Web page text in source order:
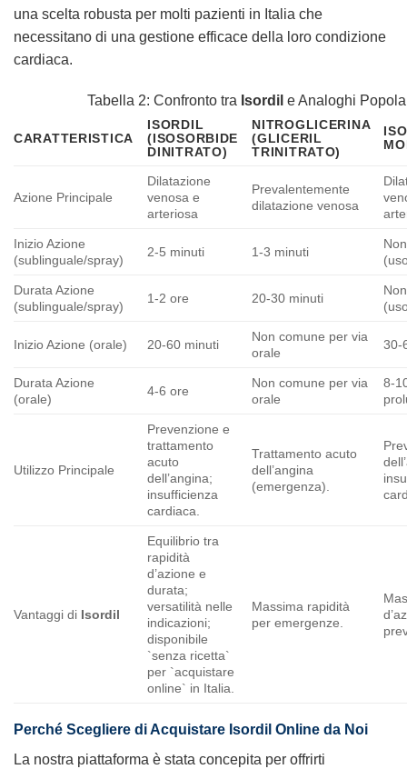
una scelta robusta per molti pazienti in Italia che
necessitano di una gestione efficace della loro condizione
cardiaca.
Tabella 2: Confronto tra Isordil e Analoghi
CARATTERISTICA
ISORDIL
(ISOSORBIDE
DINITRATO)
NITROGLICERINA
(GLICERIL
TRINITRATO)
Azione Principale
Dilatazione
venosa e
arteriosa
Prevalentemente
dilatazione venosa
Inizio Azione
(sublinguale/spray)
2-5 minuti 1-3 minuti
Durata Azione
(sublinguale/spray)
1-2 ore 20-30 minuti
Inizio Azione (orale) 20-60 minuti
Non comune per via
orale
30-
Durata Azione
(orale)
4-6 ore
Non comune per via
orale
8-
Utilizzo Principale
Prevenzione e
trattamento
acuto
dell’angina;
insufficienza
cardiaca.
Trattamento acuto
dell’angina
(emergenza).
Vantaggi di Isordil
Equilibrio tra
rapidità
d’azione e
durata;
versatilità nelle
indicazioni;
disponibile
`senza ricetta`
per `acquistare
online` in Italia.
Massima rapidità
per emergenze.
Perché Scegliere di Acquistare Isordil Online da Noi
La nostra piattaforma è stata concepita per offrirti